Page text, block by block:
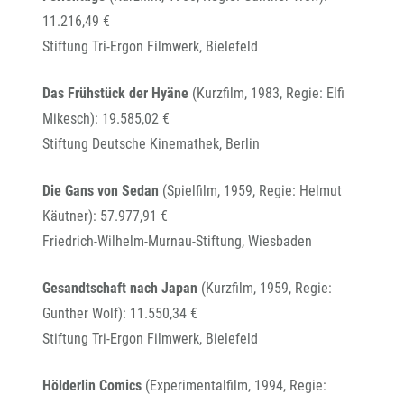
11.216,49 €
Stiftung Tri-Ergon Filmwerk, Bielefeld
Das Frühstück der Hyäne (Kurzfilm, 1983, Regie: Elfi
Mikesch): 19.585,02 €
Stiftung Deutsche Kinemathek, Berlin
Die Gans von Sedan (Spielfilm, 1959, Regie: Helmut
Käutner): 57.977,91 €
Friedrich-Wilhelm-Murnau-Stiftung, Wiesbaden
Gesandtschaft nach Japan (Kurzfilm, 1959, Regie:
Gunther Wolf): 11.550,34 €
Stiftung Tri-Ergon Filmwerk, Bielefeld
Hölderlin Comics (Experimentalfilm, 1994, Regie: